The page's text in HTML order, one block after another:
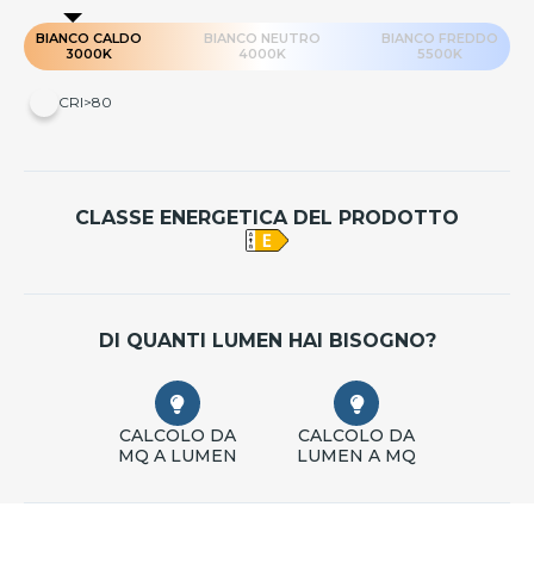
BIANCO CALDO
3000K
BIANCO NEUTRO
4000K
BIANCO FREDDO
5500K
CRI>80
CLASSE ENERGETICA DEL PRODOTTO
DI QUANTI LUMEN HAI BISOGNO?
CALCOLO DA
MQ A LUMEN
CALCOLO DA
LUMEN A MQ